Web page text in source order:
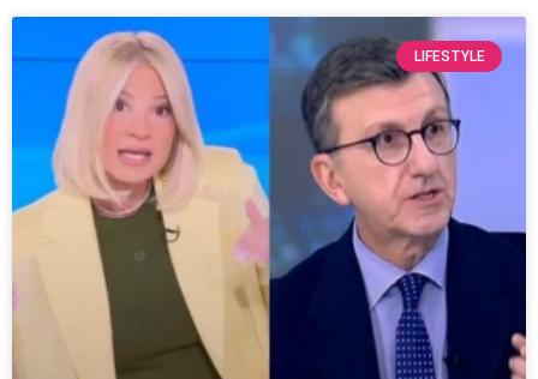
LIFESTYLE